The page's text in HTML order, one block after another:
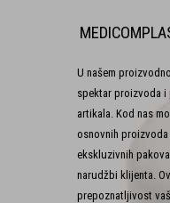
U našem
spektar proizvoda i
artikala. Kod nas
osnovnih
ekskluzivnih
narudžbi klijenta.
prepoznatljivost